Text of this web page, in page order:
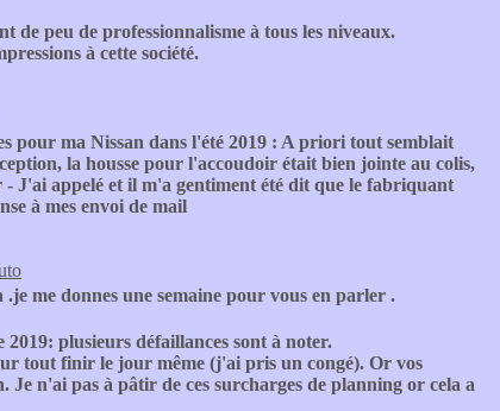
de peu de professionnalisme à tous les niveaux.
à cette société.
pour ma Nissan dans l'été 2019 : A priori tout semblait
la housse pour l'accoudoir était bien jointe au colis,
- J'ai appelé et il m'a gentiment été dit que le fabriquant
à mes envoi de mail
me donnes une semaine pour vous en parler .
plusieurs défaillances sont à noter.
tout finir le jour même (j'ai pris un congé). Or vos
n'ai pas à pâtir de ces surcharges de planning or cela a